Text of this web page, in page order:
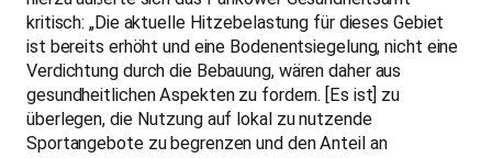
Größe geplant wird”, Staatssekretärin Petra Kahlfeldt
versicherte: „der Erhalt der Sportwiese oder die
Schaffung eines vergleichbaren Angebots in mindestens
gleicher Größe und Qualität”[3] sei aufgenommen. Statt
„vergleichbarer Größe” ist nun eine Verkleinerung auf rund
ein Drittel geplant, statt „gleicher Qualität” ein